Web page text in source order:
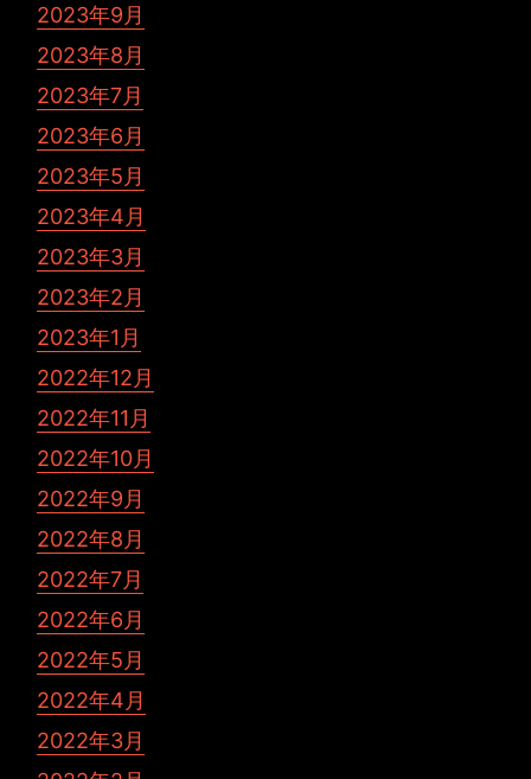
2023年9月
2023年8月
2023年7月
2023年6月
2023年5月
2023年4月
2023年3月
2023年2月
2023年1月
2022年12月
2022年11月
2022年10月
2022年9月
2022年8月
2022年7月
2022年6月
2022年5月
2022年4月
2022年3月